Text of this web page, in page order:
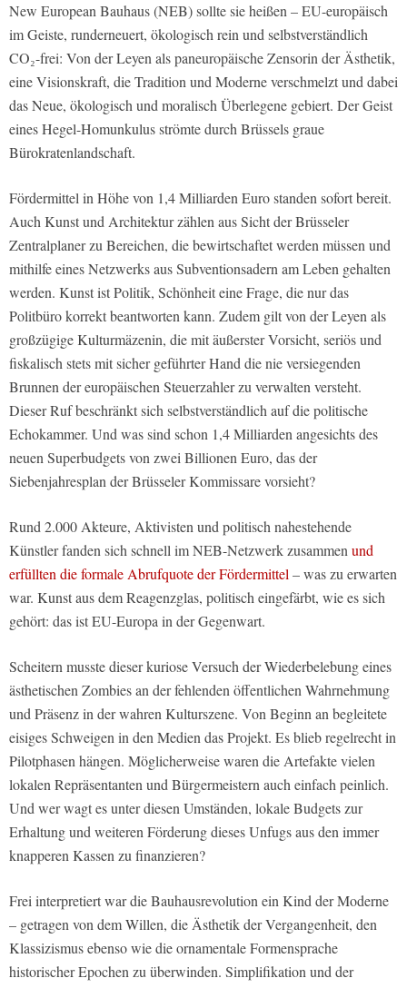
New European Bauhaus (NEB) sollte sie heißen – EU-europäisch
im Geiste, runderneuert, ökologisch rein und selbstverständlich
CO₂-frei: Von der Leyen als paneuropäische Zensorin der Ästhetik,
eine Visionskraft, die Tradition und Moderne verschmelzt und dabei
das Neue, ökologisch und moralisch Überlegene gebiert. Der Geist
eines Hegel-Homunkulus strömte durch Brüssels graue
Bürokratenlandschaft.
Fördermittel in Höhe von 1,4 Milliarden Euro standen sofort bereit.
Auch Kunst und Architektur zählen aus Sicht der Brüsseler
Zentralplaner zu Bereichen, die bewirtschaftet werden müssen und
mithilfe eines Netzwerks aus Subventionsadern am Leben gehalten
werden. Kunst ist Politik, Schönheit eine Frage, die nur das
Politbüro korrekt beantworten kann. Zudem gilt von der Leyen als
großzügige Kulturmäzenin, die mit äußerster Vorsicht, seriös und
fiskalisch stets mit sicher geführter Hand die nie versiegenden
Brunnen der europäischen Steuerzahler zu verwalten versteht.
Dieser Ruf beschränkt sich selbstverständlich auf die politische
Echokammer. Und was sind schon 1,4 Milliarden angesichts des
neuen Superbudgets von zwei Billionen Euro, das der
Siebenjahresplan der Brüsseler Kommissare vorsieht?
Rund 2.000 Akteure, Aktivisten und politisch nahestehende
Künstler fanden sich schnell im NEB-Netzwerk zusammen und
erfüllten die formale Abrufquote der Fördermittel – was zu erwarten
war. Kunst aus dem Reagenzglas, politisch eingefärbt, wie es sich
gehört: das ist EU-Europa in der Gegenwart.
Scheitern musste dieser kuriose Versuch der Wiederbelebung eines
ästhetischen Zombies an der fehlenden öffentlichen Wahrnehmung
und Präsenz in der wahren Kulturszene. Von Beginn an begleitete
eisiges Schweigen in den Medien das Projekt. Es blieb regelrecht in
Pilotphasen hängen. Möglicherweise waren die Artefakte vielen
lokalen Repräsentanten und Bürgermeistern auch einfach peinlich.
Und wer wagt es unter diesen Umständen, lokale Budgets zur
Erhaltung und weiteren Förderung dieses Unfugs aus den immer
knapperen Kassen zu finanzieren?
Frei interpretiert war die Bauhausrevolution ein Kind der Moderne
– getragen von dem Willen, die Ästhetik der Vergangenheit, den
Klassizismus ebenso wie die ornamentale Formensprache
historischer Epochen zu überwinden. Simplifikation und der